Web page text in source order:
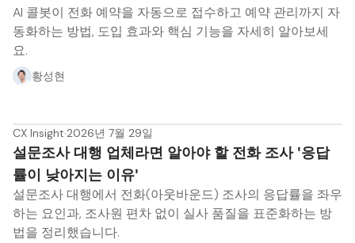
AI 콜봇이 전화 예약을 자동으로 접수하고 예약 관리까지 자
동화하는 방법, 도입 효과와 핵심 기능을 자세히 알아보세
요.
황성현
CX Insight·2026년 7월 29일
설문조사 대행 업체라면 알아야 할 전화 조사 '응답
률이 낮아지는 이유'
설문조사 대행에서 전화(아웃바운드) 조사의 응답률을 좌우
하는 요인과, 조사원 편차 없이 실사 품질을 표준화하는 방
법을 정리했습니다.